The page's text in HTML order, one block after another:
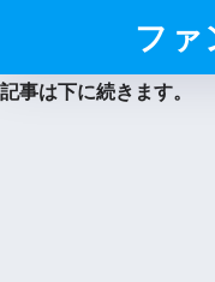
ファ
記事は下に続きます。